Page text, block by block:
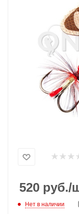
520 руб./
Нет в наличии